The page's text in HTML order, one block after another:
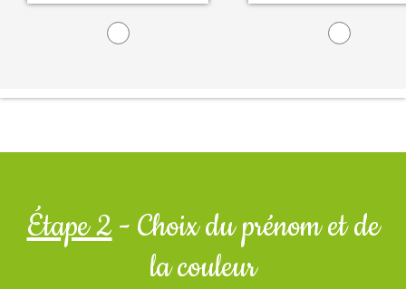
Étape 2- Choix du prénom et de
la couleur